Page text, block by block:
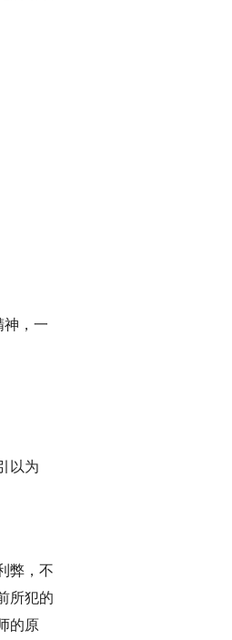
神，一
以为
弊，不
所犯的
的原